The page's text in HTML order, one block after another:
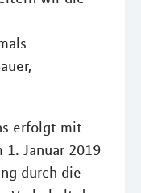
erfolgt mit
Januar 2019
durch die